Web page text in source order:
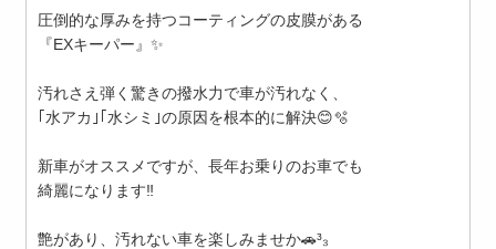
圧倒的な厚みを持つコーティングの皮膜がある
『EXキーパー』✨️
汚れさえ弾く驚きの撥水力で車が汚れなく、
｢水アカ｣｢水シミ｣の原因を根本的に解決😊🫧
新車がオススメですが、長年お乗りのお車でも
綺麗になります‼️
艶があり、汚れない車を楽しみませか🚗³₃